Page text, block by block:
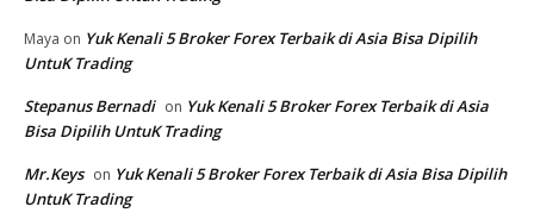
Maya on Yuk Kenali 5 Broker Forex Terbaik di Asia Bisa Dipilih
UntuK Trading
Stepanus Bernadi on Yuk Kenali 5 Broker Forex Terbaik di Asia
Bisa Dipilih UntuK Trading
Mr.Keys on Yuk Kenali 5 Broker Forex Terbaik di Asia Bisa Dipilih
UntuK Trading